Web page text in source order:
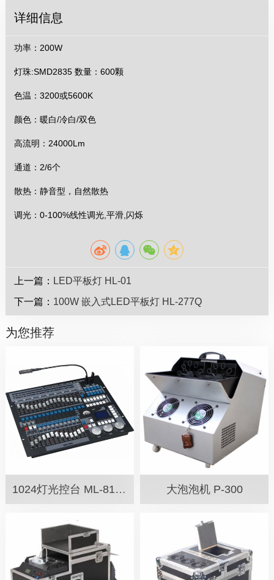
详细信息
功率：200W
灯珠:SMD2835 数量：600颗
色温：3200或5600K
颜色：暖白/冷白/双色
高流明：24000Lm
通道：2/6个
散热：静音型，自然散热
调光：0-100%线性调光,平滑,闪烁
上一篇： LED平板灯 HL-01
下一篇： 100W 嵌入式LED平板灯 HL-277Q
为您推荐
1024灯光控台 ML-81024 大泡泡机 P-300